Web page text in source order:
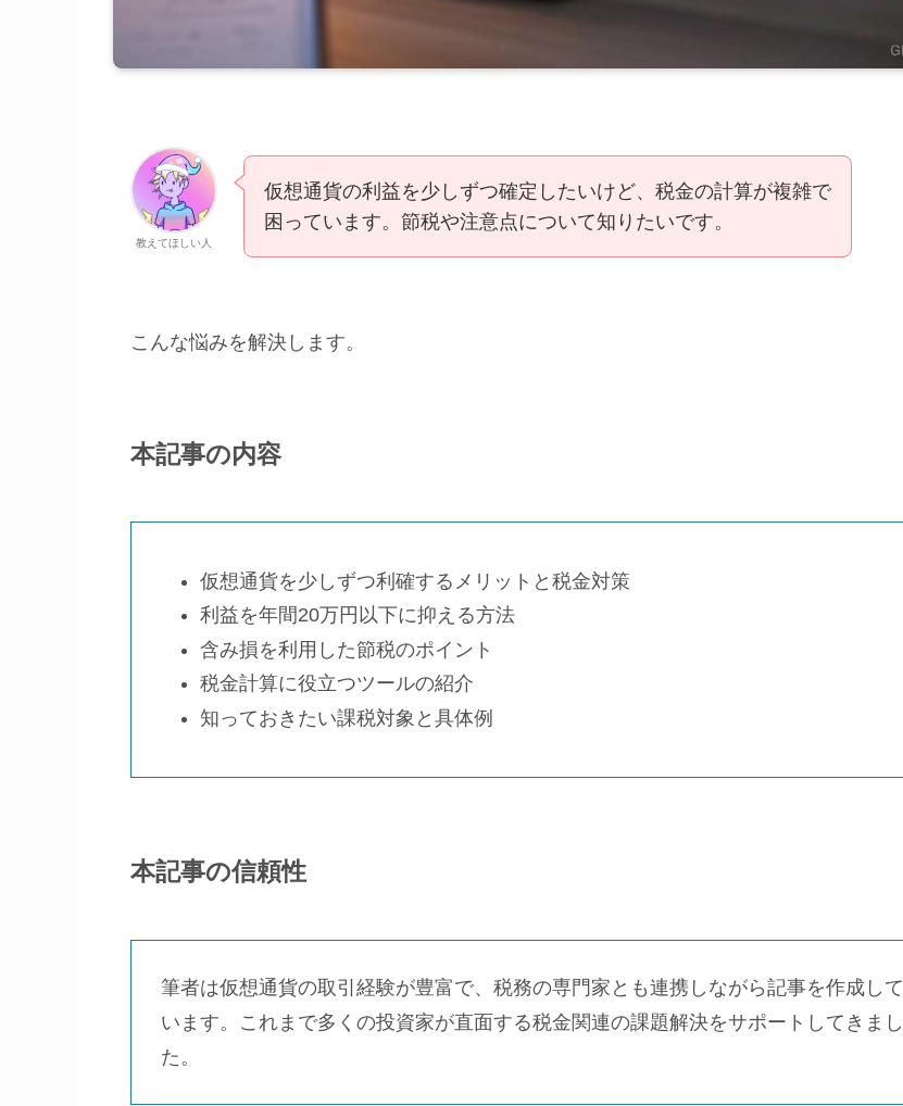
教えてほしい人
仮想通貨の利益を少しずつ確定したいけど、税金の計算が複雑で
困っています。節税や注意点について知りたいです。
こんな悩みを解決します。
本記事の内容
仮想通貨を少しずつ利確するメリットと税金対策
利益を年間20万円以下に抑える方法
含み損を利用した節税のポイント
税金計算に役立つツールの紹介
知っておきたい課税対象と具体例
本記事の信頼性
筆者は仮想通貨の取引経験が豊富で、税務の専門家とも連携しながら記事を作成して
います。これまで多くの投資家が直面する税金関連の課題解決をサポートしてきまし
た。